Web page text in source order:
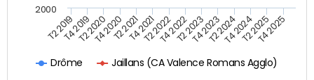
Drôme Jaillans (CA Valence Romans Agglo)
T2 2019T4 2019T2 2020T4 2020T2 2021T4 2021T2 2022T4 2022T2 2023T4 2023T2 2024T4 2024T2 2025T4 2025
2000